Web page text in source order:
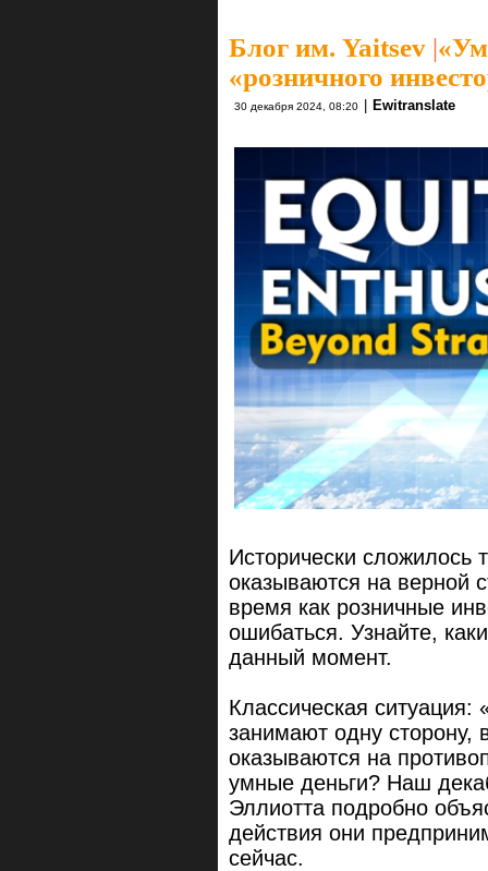
Блог им. Yaitsev |
«розничного
30 декабря 2024, 08:20 Ewitranslate
Исторически сложилось
оказываются на верной
время как розничные
ошибаться. Узнайте,
данный момент.
Классическая ситуация:
занимают одну сторону,
оказываются на
умные деньги? Наш
Эллиотта подробно
действия они
сейчас.